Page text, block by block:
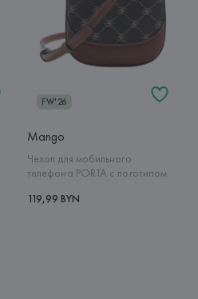
FW'26
Mango
Чехол для мобильного
телефона PORTA с логотипом
119,99 BYN